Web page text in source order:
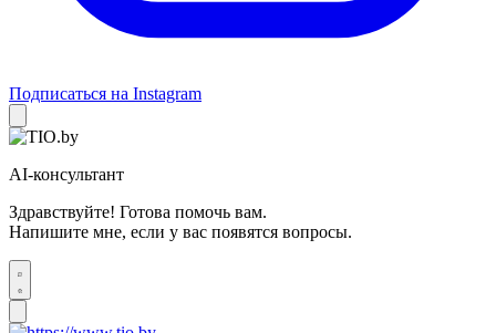
Подписаться на Instagram
AI-консультант
Здравствуйте! Готова помочь вам.
Напишите мне, если у вас появятся вопросы.